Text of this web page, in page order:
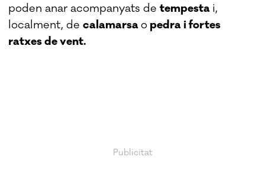
poden anar acompanyats detempesta i,
localment, decalamarsao pedra i fortes
ratxes de vent.